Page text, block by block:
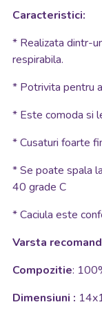
Caracteristici:
* Realizata dintr-
respirabila.
* Potrivita pentru
* Este comoda si
*Cusaturi foarte
* Se poate spala
40 grade C
* Caciula este
Varsta
Compozitie:
Dimensiuni :